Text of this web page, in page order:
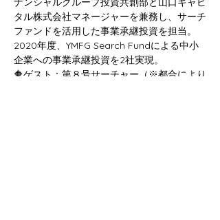
タル株式会社マネージャーを兼務し、サーチ
ファンドを活用した事業承継投資を担当。​
2020年度、YMFG Search Fundによる中小
企業への事業承継投資を2社実現。
🔶ゲスト：第８号サーチャー（※都合により